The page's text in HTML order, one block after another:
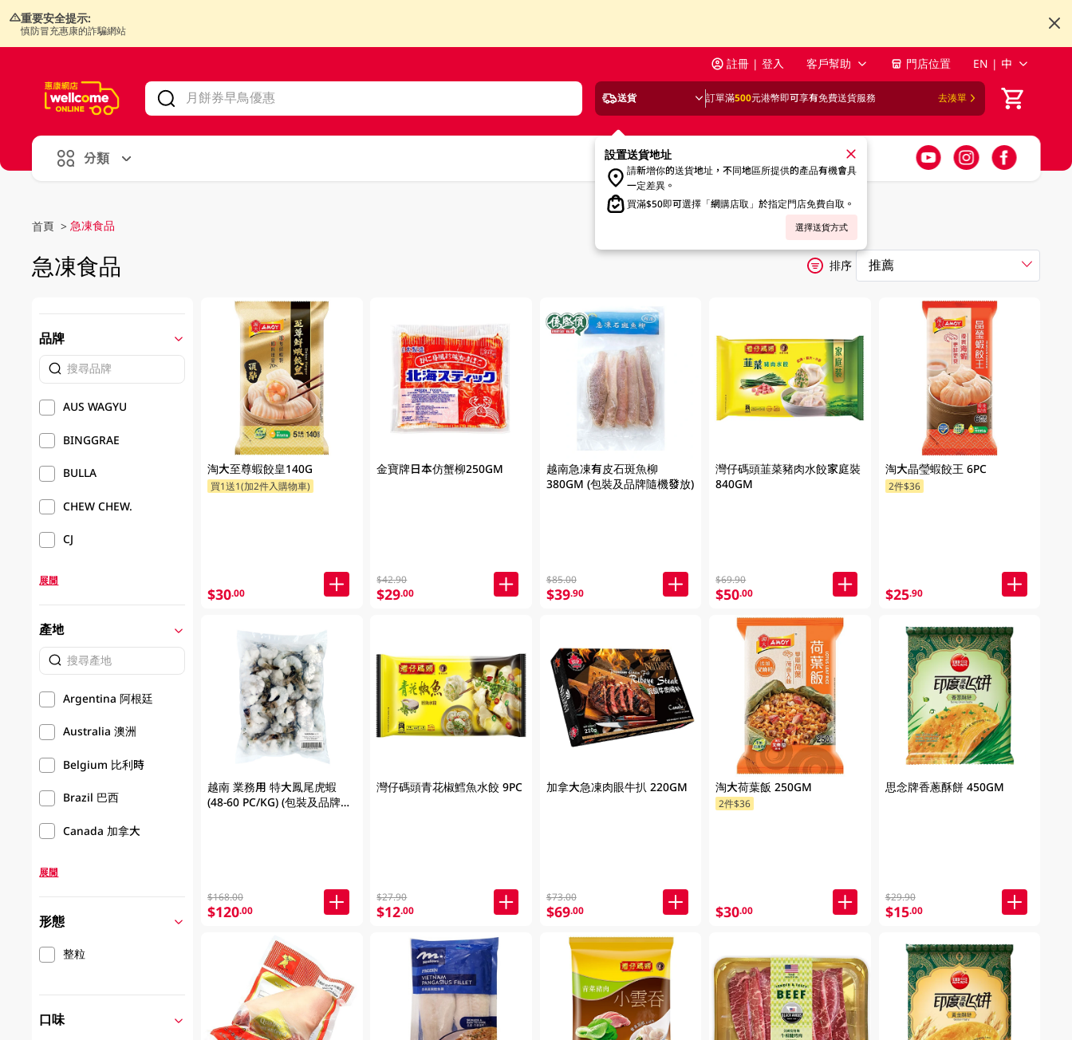
重要安全提示:
慎防冒充惠康的詐騙網站
註冊 | 登入 客戶幫助 門店位置 EN | 中
送貨 訂單滿500元港幣即可享有免費送貨服務 去湊單
設置送貨地址
請新增你的送貨地址，不同地區所提供的產品有機會具
一定差異。
買滿$50即可選擇「網購店取」於指定門店免費自取。
選擇送貨方式
分類
首頁 > 急凍食品
急凍食品 排序
品牌
AUS WAGYU
BINGGRAE
BULLA
CHEW CHEW.
CJ
展開
產地
Argentina 阿根廷
Australia 澳洲
Belgium 比利時
Brazil 巴西
Canada 加拿大
展開
形態
整粒
口味
淘大至尊蝦餃皇140G
買1送1(加2件入購物車)
$30.00
金寶牌日本仿蟹柳250GM
$42.90
$29.00
越南急凍有皮石斑魚柳
380GM (包裝及品牌隨機發放)
$85.00
$39.90
灣仔碼頭韮菜豬肉水餃家庭裝
840GM
$69.90
$50.00
淘大晶瑩蝦餃王 6PC
2件$36
$25.90
越南 業務用 特大鳳尾虎蝦
(48-60 PC/KG) (包裝及品牌隨
$168.00
$120.00
灣仔碼頭青花椒鱈魚水餃 9PC
$27.90
$12.00
加拿大急凍肉眼牛扒 220GM
$73.00
$69.00
淘大荷葉飯 250GM
2件$36
$30.00
思念牌香蔥酥餅 450GM
$29.90
$15.00